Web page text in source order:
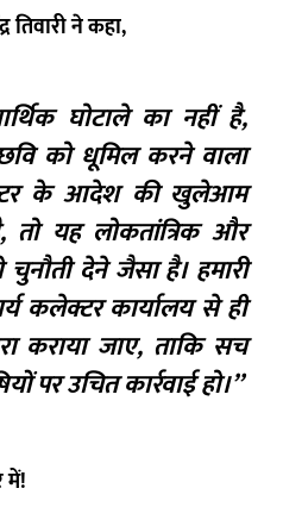
तिवारी ने कहा,
घोटाले का नहीं है,
को धूमिल करने वाला
के आदेश की खुलेआम
यह लोकतांत्रिक और
देने जैसा है। हमारी
कलेक्टर कार्यालय से ही
कराया जाए, ताकि सच
उचित कार्रवाई हो।”
में!